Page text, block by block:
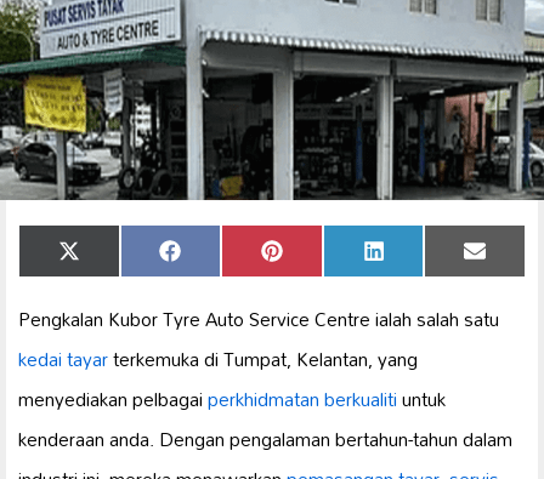
Share
on
X
(Twitter)
Share
on
Facebook Share
on
Pinterest Share
on
LinkedIn Share
on
Email
Pengkalan Kubor Tyre Auto Service Centre ialah salah satu
kedai tayarterkemuka di Tumpat, Kelantan, yang
menyediakan pelbagaiperkhidmatan berkualitiuntuk
kenderaan anda. Dengan pengalaman bertahun-tahun dalam